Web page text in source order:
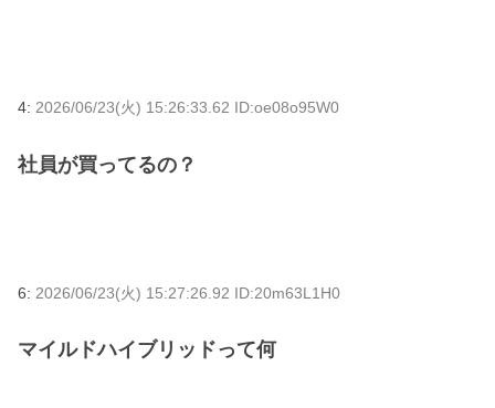
4: 2026/06/23(火) 15:26:33.62 ID:oe08o95W0
社員が買ってるの？
6: 2026/06/23(火) 15:27:26.92 ID:20m63L1H0
マイルドハイブリッドって何